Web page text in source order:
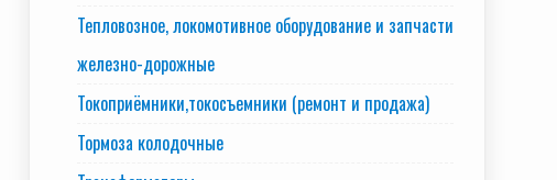
Тепловозное, локомотивное оборудование и запчасти
железно-дорожные
Токоприёмники,токосъемники (ремонт и продажа)
Тормоза колодочные